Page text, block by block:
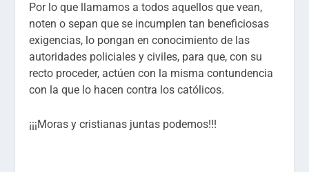
Por lo que llamamos a todos aquellos que vean,
noten o sepan que se incumplen tan beneficiosas
exigencias, lo pongan en conocimiento de las
autoridades policiales y civiles, para que, con su
recto proceder, actúen con la misma contundencia
con la que lo hacen contra los católicos.
¡¡¡Moras y cristianas juntas podemos!!!